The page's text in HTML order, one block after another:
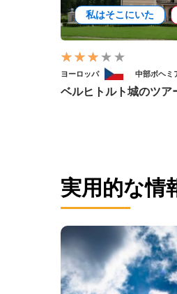
私はそこにいた
ヨーロッパ 中部ボヘミ
ベルヒトルト城のツア
実用的な情